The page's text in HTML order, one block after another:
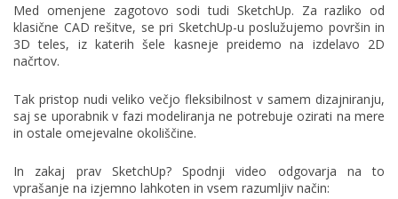
Med omenjene zagotovo sodi tudi SketchUp. Za razliko od
klasične CAD rešitve, se pri SketchUp-u poslužujemo površin in
3D teles, iz katerih šele kasneje preidemo na izdelavo 2D
načrtov.
Tak pristop nudi veliko večjo fleksibilnost v samem dizajniranju,
saj se uporabnik v fazi modeliranja ne potrebuje ozirati na mere
in ostale omejevalne okoliščine.
In zakaj prav SketchUp? Spodnji video odgovarja na to
vprašanje na izjemno lahkoten in vsem razumljiv način: